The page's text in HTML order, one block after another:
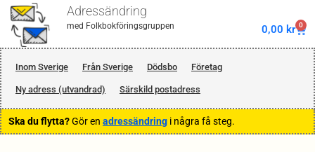
Adressändring
med Folkbokföringsgruppen 0,00 kr 0
Inom Sverige Från Sverige Dödsbo Företag
Ny adress (utvandrad) Särskild postadress
Ska du flytta?Gör en adressändring i några få steg.